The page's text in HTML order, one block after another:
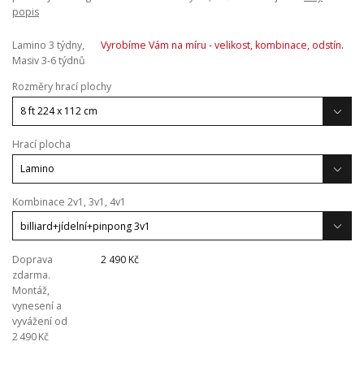
popis
Lamino 3 týdny,
Masiv 3-6 týdnů
Vyrobíme Vám na míru - velikost, kombinace, odstín.
Rozměry hrací plochy
Hrací plocha
Kombinace 2v1, 3v1, 4v1
Doprava
zdarma.
Montáž,
vynesení a
vyvážení od
2 490 Kč
2 490 Kč